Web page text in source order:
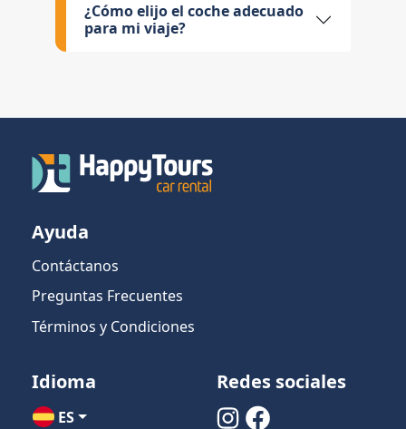
¿Cómo elijo el coche adecuado
para mi viaje?
Ayuda
Contáctanos
Preguntas Frecuentes
Términos y Condiciones
Idioma
ES
Redes sociales